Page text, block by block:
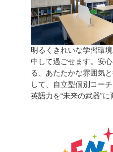
明るくきれいな学習環
中して過ごせます。安
る、あたたかな雰囲気
して、自立型個別コー
英語力を“未来の武器”に